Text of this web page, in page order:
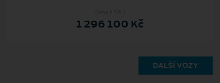
1 296 100 Kč
DALŠÍ VOZY